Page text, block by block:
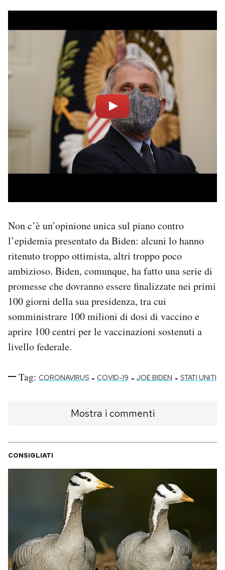
Non c’è un’opinione unica sul piano contro
l’epidemia presentato da Biden: alcuni lo hanno
ritenuto troppo ottimista, altri troppo poco
ambizioso. Biden, comunque, ha fatto una serie di
promesse che dovranno essere finalizzate nei primi
100 giorni della sua presidenza, tra cui
somministrare 100 milioni di dosi di vaccino e
aprire 100 centri per le vaccinazioni sostenuti a
livello federale.
Tag: CORONAVIRUS - COVID-19 - JOE BIDEN - STATI UNITI
Mostra i commenti
CONSIGLIATI